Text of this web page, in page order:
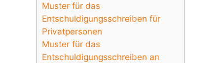
Muster für das
Entschuldigungsschreiben für
Privatpersonen
Muster für das
Entschuldigungsschreiben an